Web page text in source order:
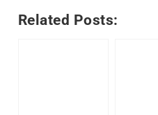
Related Posts: